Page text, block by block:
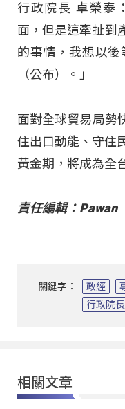
行政院長 卓榮泰
面，但是這牽扯到
的事情，我想以
（公布）。」
面對全球貿易局勢
住出口動能、守住
黃金期，將成為全
責任編輯：Pawan
關鍵字： 政經
行政院
相關文章